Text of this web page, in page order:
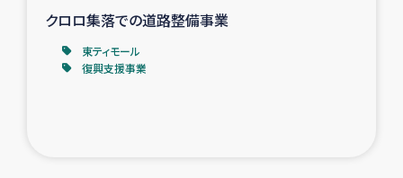
クロロ集落での道路整備事業
東ティモール
復興支援事業